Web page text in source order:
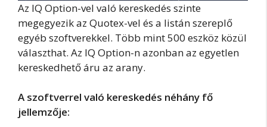
Az IQ Option-vel való kereskedés szinte
megegyezik az Quotex-vel és a listán szereplő
egyéb szoftverekkel. Több mint 500 eszköz közül
választhat. Az IQ Option-n azonban az egyetlen
kereskedhető áru az arany.
A szoftverrel való kereskedés néhány fő
jellemzője: